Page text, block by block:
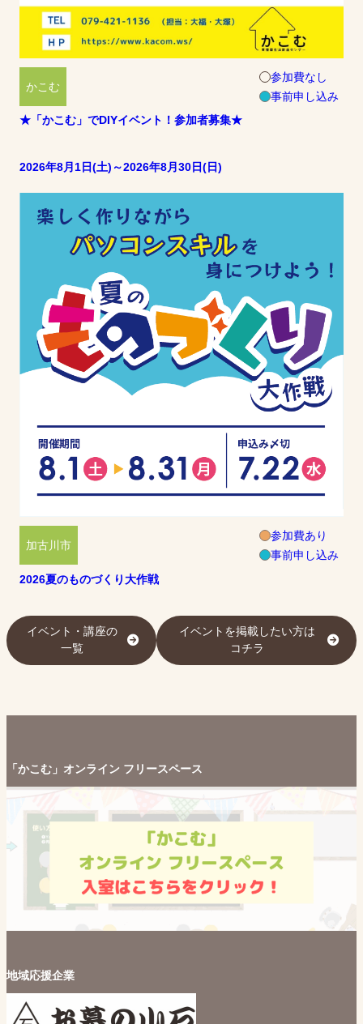
かこむ
参加費なし
事前申し込み
★「かこむ」でDIYイベント！参加者募集★
2026年8月1日(土)～2026年8月30日(日)
加古川市
参加費あり
事前申し込み
2026夏のものづくり大作戦
イベント・講座の
一覧
イベントを掲載したい方は
コチラ
「かこむ」オンライン フリースペース
地域応援企業